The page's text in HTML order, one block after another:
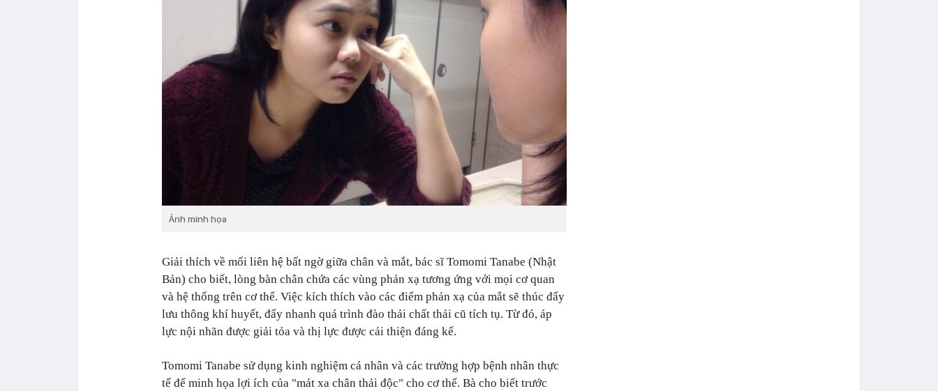
Ảnh minh họa
Giải thích về mối liên hệ bất ngờ giữa chân và mắt, bác sĩ Tomomi Tanabe (Nhật
Bản) cho biết, lòng bàn chân chứa các vùng phản xạ tương ứng với mọi cơ quan
và hệ thống trên cơ thể. Việc kích thích vào các điểm phản xạ của mắt sẽ thúc đẩy
lưu thông khí huyết, đẩy nhanh quá trình đào thải chất thải cũ tích tụ. Từ đó, áp
lực nội nhãn được giải tỏa và thị lực được cải thiện đáng kể.
Tomomi Tanabe sử dụng kinh nghiệm cá nhân và các trường hợp bệnh nhân thực
tế để minh họa lợi ích của "mát xa chân thải độc" cho cơ thể. Bà cho biết trước